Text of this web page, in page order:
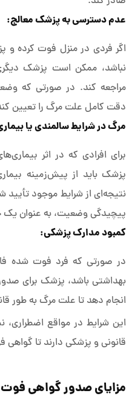
عدم دسترسی به پزشک معالج:
اگر فردی در منزل فوت کرده و
نباشد، ممکن است پزشک
مراجعه کند. در صورتی که
دقت کامل علت مرگ را تعیین
مرگ در شرایط سالمندی یا
برای افرادی که در اثر
پزشک باید از پیش‌زمینه
نتیجه‌ای از شرایط موجود
پیچیدگی وضعیت، به عنوان یک
کمبود مدارک پزشکی:
در صورتی که فرد فوت شده
بهداشتی باشد، پزشک برای
انجام دهد تا علت مرگ به طور
این شرایط در مواقع اضطراری،
قانونی و پزشکی دارند تا
مزایای صدور گواهی فوت